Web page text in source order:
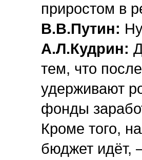
приростом в
В.В.Путин:
А.Л.Кудрин:
тем, что
удерживают
фонды
Кроме того,
бюджет идёт,